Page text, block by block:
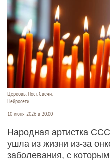
Церковь. Пост. Свечи.
Нейросети
10 июня 2026 в 20:00
Народная артистка
ушла из жизни из-за
заболевания, с